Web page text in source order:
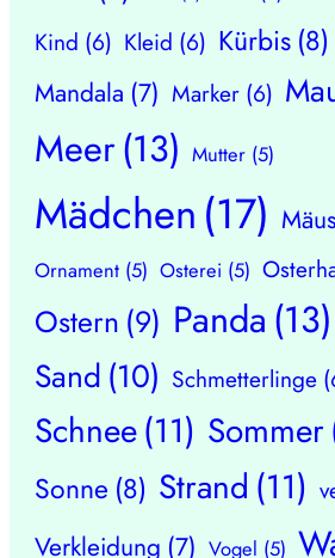
Kind (6) Kleid (6) Kürbis (8)
Mandala (7) Marker (6)
Meer(13) Mutter (5)
Mädchen (17)
Ornament (5) Osterei (5)
Ostern (9) Panda (13)
Sand (10) Schmetterlinge
Schnee(11) Sommer
Sonne (8) Strand (11)
Verkleidung (7) Vogel (5)